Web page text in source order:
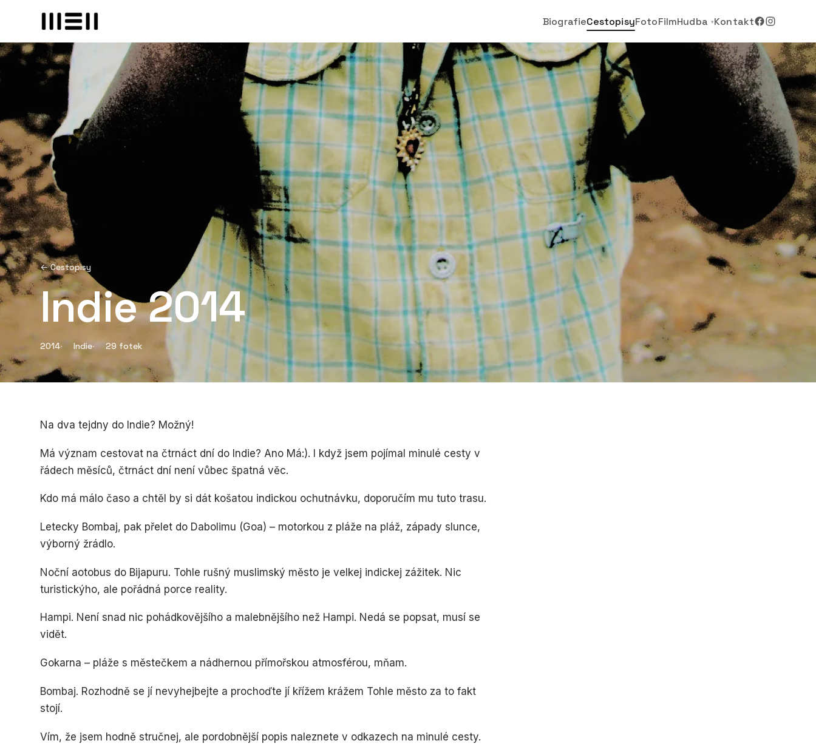
BiografieCestopisyFotoFilmHudba ▾Kontakt
← Cestopisy
Indie 2014
2014 Indie 29 fotek
Na dva tejdny do Indie? Možný!
Má význam cestovat na čtrnáct dní do Indie? Ano Má:). I když jsem pojímal minulé cesty v
řádech měsíců, čtrnáct dní není vůbec špatná věc.
Kdo má málo časo a chtěl by si dát košatou indickou ochutnávku, doporučím mu tuto trasu.
Letecky Bombaj, pak přelet do Dabolimu (Goa) – motorkou z pláže na pláž, západy slunce,
výborný žrádlo.
Noční aotobus do Bijapuru. Tohle rušný muslimský město je velkej indickej zážitek. Nic
turistickýho, ale pořádná porce reality.
Hampi. Není snad nic pohádkovějšího a malebnějšího než Hampi. Nedá se popsat, musí se
vidět.
Gokarna – pláže s městečkem a nádhernou přímořskou atmosférou, mňam.
Bombaj. Rozhodně se jí nevyhejbejte a prochoďte jí křížem krážem Tohle město za to fakt
stojí.
Vím, že jsem hodně stručnej, ale pordobnější popis naleznete v odkazech na minulé cesty.